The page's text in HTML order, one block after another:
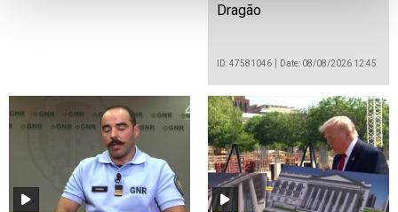
Dragão
ID: 47581046 Date: 08/08/2026 12:45